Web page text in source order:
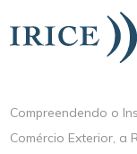
Compreendendo o
Comércio Exterior, a